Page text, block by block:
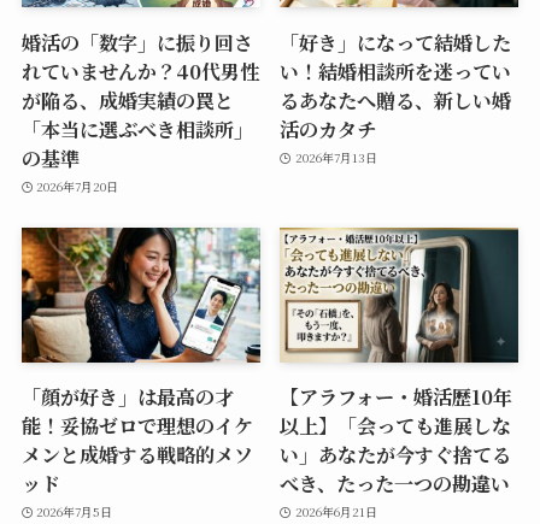
婚活の「数字」に振り回さ
れていませんか？40代男性
が陥る、成婚実績の罠と
「本当に選ぶべき相談所」
の基準
2026年7月20日
「好き」になって結婚した
い！結婚相談所を迷ってい
るあなたへ贈る、新しい婚
活のカタチ
2026年7月13日
「顔が好き」は最高の才
能！妥協ゼロで理想のイケ
メンと成婚する戦略的メソ
ッド
2026年7月5日
【アラフォー・婚活歴10年
以上】「会っても進展しな
い」あなたが今すぐ捨てる
べき、たった一つの勘違い
2026年6月21日